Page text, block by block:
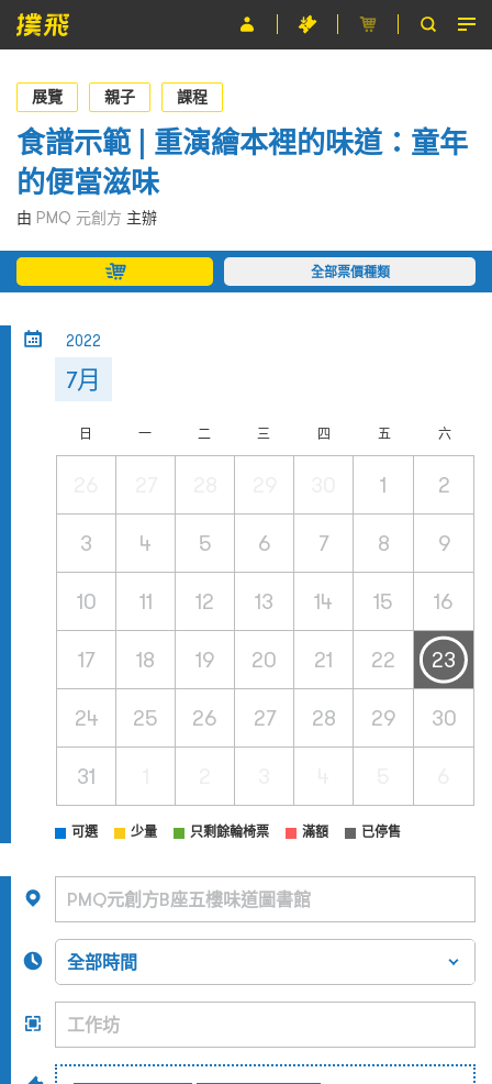
節目
主辦單位
關於撲飛
條款及細則
EN
展覽 親子 課程
食譜示範 | 重演繪本裡的味道：童年
的便當滋味
由 PMQ 元創方 主辦
全部票價種類
2022
7月
日 一 二 三 四 五 六
1 2
3 4 5 6 7 8 9
10 11 12 13 14 15 16
17 18 19 20 21 22 23
24 25 26 27 28 29 30
31
可選 少量 只剩餘輪椅票 滿額 已停售